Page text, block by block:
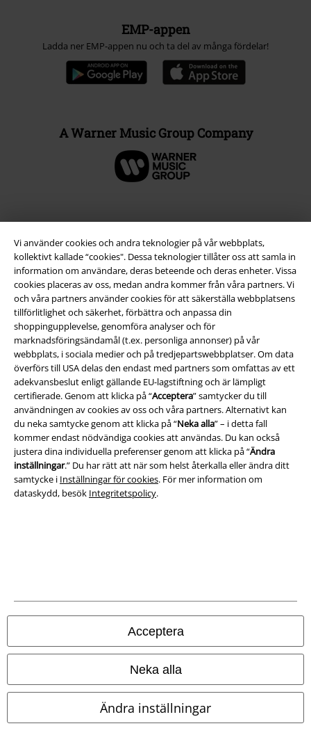
Vi använder cookies och andra teknologier på vår webbplats,
kollektivt kallade “cookies". Dessa teknologier tillåter oss att samla in
information om användare, deras beteende och deras enheter. Vissa
cookies placeras av oss, medan andra kommer från våra partners. Vi
och våra partners använder cookies för att säkerställa webbplatsens
tillförlitlighet och säkerhet, förbättra och anpassa din
shoppingupplevelse, genomföra analyser och för
marknadsföringsändamål (t.ex. personliga annonser) på vår
webbplats, i sociala medier och på tredjepartswebbplatser. Om data
överförs till USA delas den endast med partners som omfattas av ett
adekvansbeslut enligt gällande EU-lagstiftning och är lämpligt
certifierade. Genom att klicka på “Acceptera” samtycker du till
användningen av cookies av oss och våra partners. Alternativt kan
du neka samtycke genom att klicka på “Neka alla” – i detta fall
kommer endast nödvändiga cookies att användas. Du kan också
justera dina individuella preferenser genom att klicka på “Ändra
inställningar.” Du har rätt att när som helst återkalla eller ändra ditt
samtycke i Inställningar för cookies. För mer information om
dataskydd, besök Integritetspolicy.
Acceptera
Neka alla
Ändra inställningar
EMP-appen
Ladda ner EMP-appen nu och ta del av många fördelar!
A Warner Music Group Company
Juridisk information/Villkor
Villkor
Om oss
Ladda ner villkoren
Avfallshantering och miljöskydd
Försäkran om överensstämmelse
© 1986-2026 E.M.P. Merchandising HGmbH
Våra onlinebutiker